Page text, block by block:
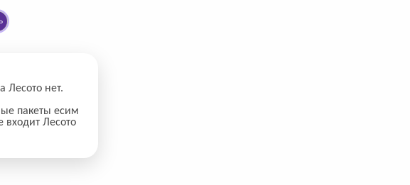
Лесото нет.
пакеты есим
входит Лесото